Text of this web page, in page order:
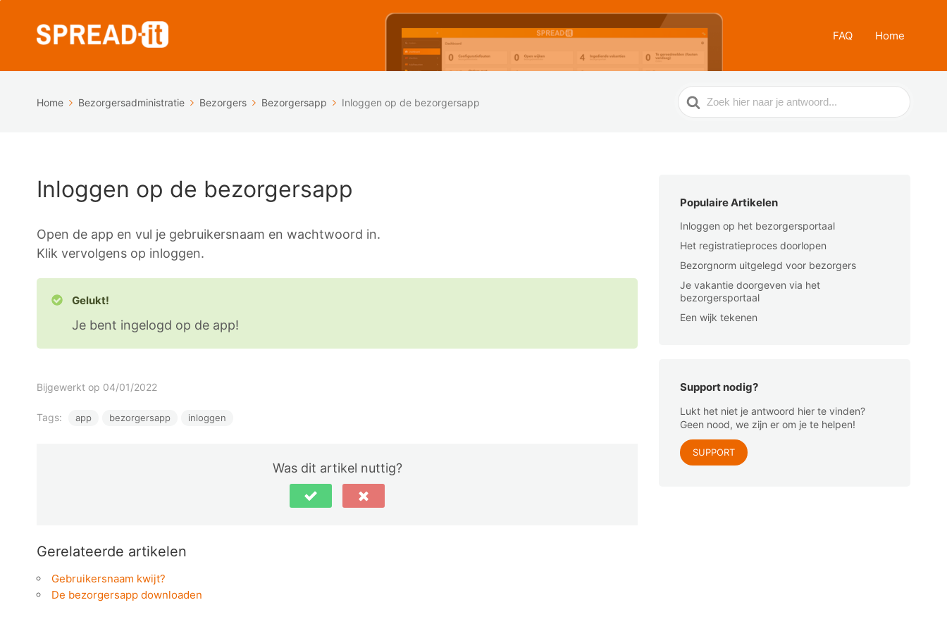
FAQ Home
Home Bezorgersadministratie Bezorgers Bezorgersapp Inloggen op de bezorgersapp
Zoek
naar
Inloggen op de bezorgersapp
Open de app en vul je gebruikersnaam en wachtwoord in.
Klik vervolgens op inloggen.
Gelukt!
Je bent ingelogd op de app!
Bijgewerkt op 04/01/2022
Tags: app bezorgersapp inloggen
Was dit artikel nuttig?
Gerelateerde artikelen
Gebruikersnaam kwijt?
De bezorgersapp downloaden
Populaire Artikelen
Inloggen op het bezorgersportaal
Het registratieproces doorlopen
Bezorgnorm uitgelegd voor bezorgers
Je vakantie doorgeven via het
bezorgersportaal
Een wijk tekenen
Support nodig?
Lukt het niet je antwoord hier te vinden?
Geen nood, we zijn er om je te helpen!
SUPPORT